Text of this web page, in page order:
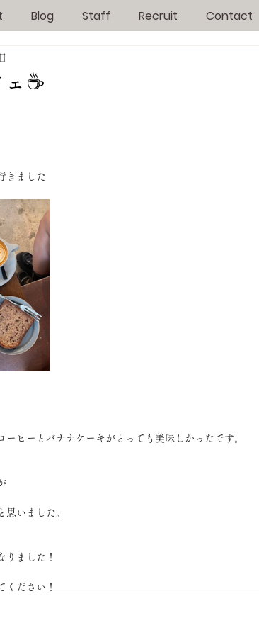
Blog Staff Recruit Contact
☕️
きました
ーヒーとバナナケーキがとっても美味しかったです。
思いました。
りました！
ください！